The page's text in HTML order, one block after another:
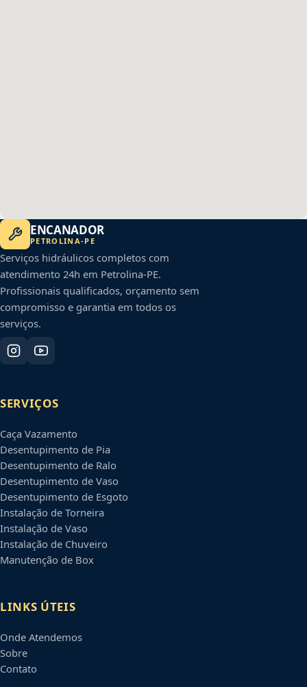
ENCANADOR
PETROLINA-PE
Serviços hidráulicos completos com
atendimento 24h em Petrolina-PE.
Profissionais qualificados, orçamento sem
compromisso e garantia em todos os
serviços.
SERVIÇOS
Caça Vazamento
Desentupimento de Pia
Desentupimento de Ralo
Desentupimento de Vaso
Desentupimento de Esgoto
Instalação de Torneira
Instalação de Vaso
Instalação de Chuveiro
Manutenção de Box
LINKS ÚTEIS
Onde Atendemos
Sobre
Contato